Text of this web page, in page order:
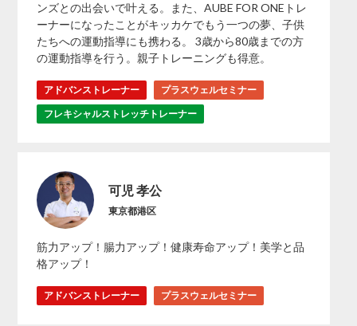
ンズとの出会いで叶える。また、AUBE FOR ONEトレ
ーナーになったことがキッカケでもう一つの夢、子供
たちへの運動指導にも携わる。 3歳から80歳までの方
の運動指導を行う。親子トレーニングも得意。
アドバンストレーナー
プラスウェルセミナー
フレキシャルストレッチトレーナー
可児 孝公
東京都港区
筋力アップ！腸力アップ！健康寿命アップ！美学と品
格アップ！
アドバンストレーナー プラスウェルセミナー